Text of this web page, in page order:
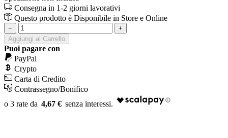
Consegna in 1-2 giorni lavorativi
Questo prodotto è Disponibile in Store e Online
−
+
Aggiungi al Carrello
Puoi pagare con
PayPal
Crypto
Carta di Credito
Contrassegno/Bonifico
4,67 €